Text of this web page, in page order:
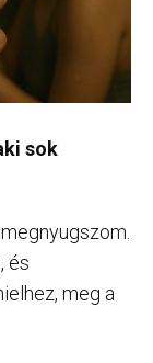
sok
és
meg a